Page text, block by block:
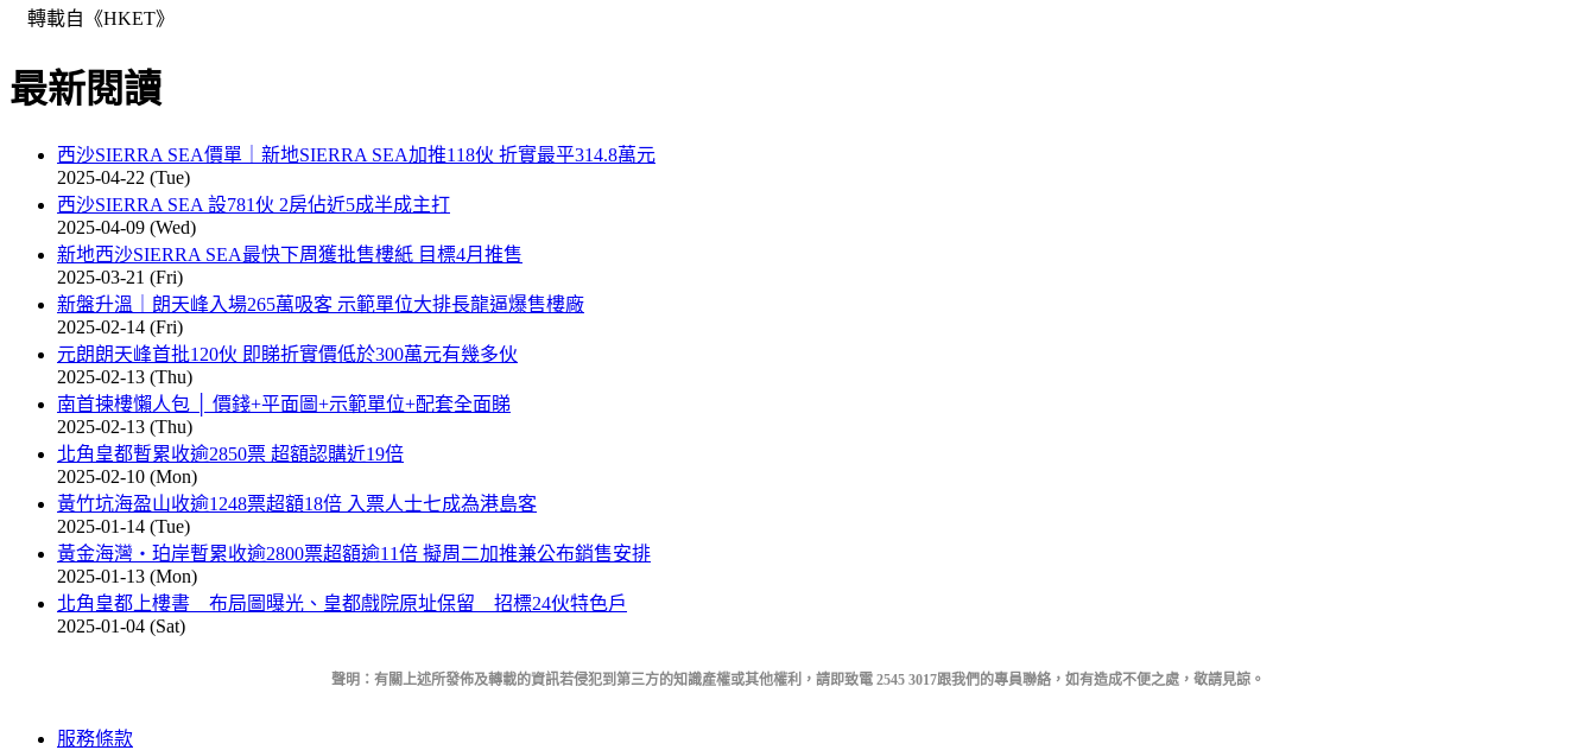
轉載自《HKET》
最新閱讀
西沙SIERRA SEA價單｜新地SIERRA SEA加推118伙 折實最平314.8萬元
2025-04-22 (Tue)
西沙SIERRA SEA 設781伙 2房佔近5成半成主打
2025-04-09 (Wed)
新地西沙SIERRA SEA最快下周獲批售樓紙 目標4月推售
2025-03-21 (Fri)
新盤升溫｜朗天峰入場265萬吸客 示範單位大排長龍逼爆售樓廠
2025-02-14 (Fri)
元朗朗天峰首批120伙 即睇折實價低於300萬元有幾多伙
2025-02-13 (Thu)
南首揀樓懶人包 │ 價錢+平面圖+示範單位+配套全面睇
2025-02-13 (Thu)
北角皇都暫累收逾2850票 超額認購近19倍
2025-02-10 (Mon)
黃竹坑海盈山收逾1248票超額18倍 入票人士七成為港島客
2025-01-14 (Tue)
黃金海灣‧珀岸暫累收逾2800票超額逾11倍 擬周二加推兼公布銷售安排
2025-01-13 (Mon)
北角皇都上樓書 布局圖曝光、皇都戲院原址保留 招標24伙特色戶
2025-01-04 (Sat)
聲明：有關上述所發佈及轉載的資訊若侵犯到第三方的知識產權或其他權利，請即致電 2545 3017跟我們的專員聯絡，如有造成不便之處，敬請見諒。
服務條款